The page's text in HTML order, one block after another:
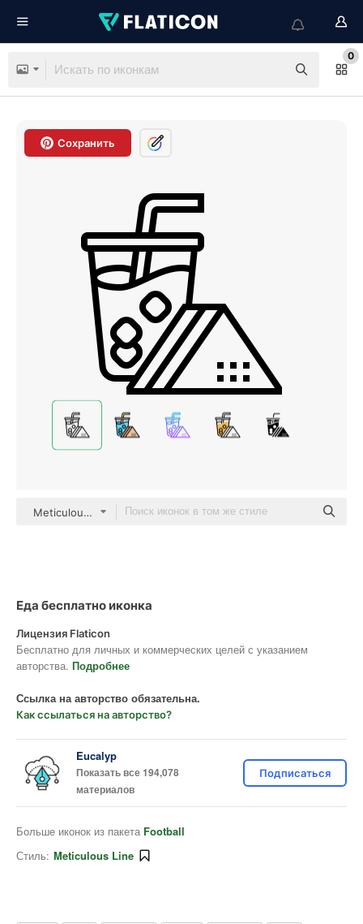
0
Сохранить
Meticulous Line
Еда бесплатно иконка
Лицензия Flaticon
Бесплатно для личных и коммерческих целей с указанием
авторства. Подробнее
Ссылка на авторство обязательна.
Как ссылаться на авторство?
Eucalyp
Показать все 194,078
материалов
Подписаться
Больше иконок из пакета Football
Стиль: Meticulous Line